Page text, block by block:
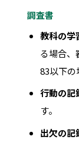
調査書
教科の学
る場合、
83以下の
行動の記
す。
出欠の記